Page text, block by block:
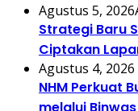
Agustus 5, 2026
Strategi Baru
Ciptakan
Agustus 4, 2026
NHM Perkuat